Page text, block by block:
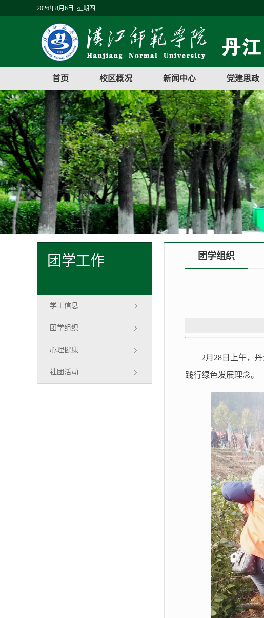
2026年8月6日 星期四
首页 校区概况 新闻中心 党建思政
团学工作
学工信息
团学组织
心理健康
社团活动
团学组织
2月28日上午，
践行绿色发展理念。